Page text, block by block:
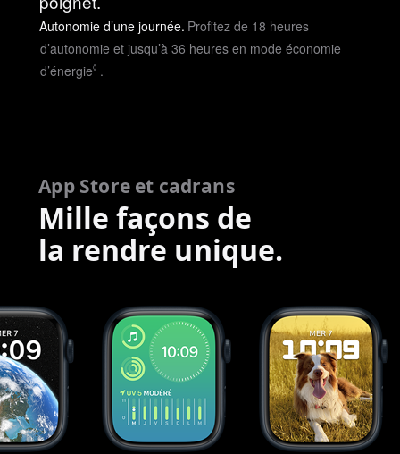
Autonomie d’une journée. Profitez de 18 heures
d’autonomie et jusqu’à 36 heures en mode économie
d’énergie◊ .
App Store et cadrans
Mille façons de
la rendre unique.